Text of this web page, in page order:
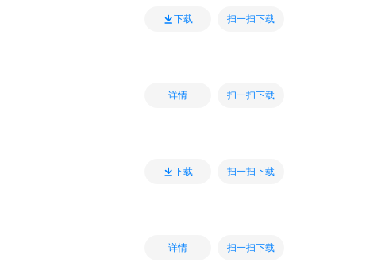
下载 扫一扫下载
详情 扫一扫下载
下载 扫一扫下载
详情 扫一扫下载